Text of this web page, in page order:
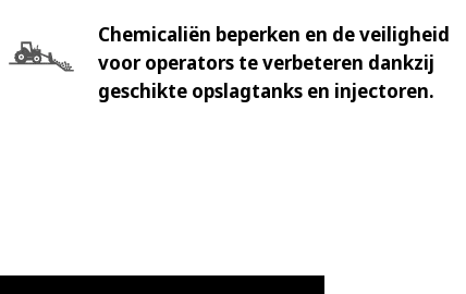
Chemicaliën beperken en de veiligheid
voor operators te verbeteren dankzij
geschikte opslagtanks en injectoren.